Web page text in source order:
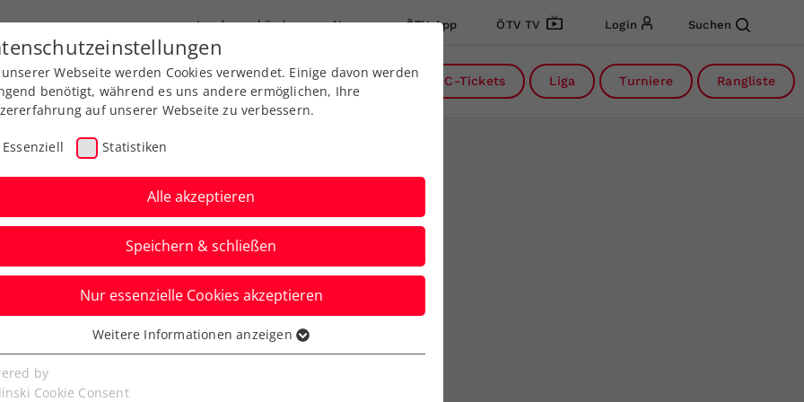
Landesverbände News ÖTV App ÖTV TV Login Suchen
Ausbildung Services Über uns DC-Tickets Liga Turniere Rangliste
Lissabon: Misolic
aufgeben
Webseite werden Cookies verwendet. Einige davon werden
benötigt, während es uns andere ermöglichen, Ihre
auf unserer Webseite zu verbessern.
Essenziell Statistiken
Alle akzeptieren
Speichern & schließen
Nur essenzielle Cookies akzeptieren
Cookies werden für grundlegende Funktionen der
benötigt. Dadurch ist gewährleistet, dass die Webseite
Weitere Informationen anzeigen
by
Cookie Consent